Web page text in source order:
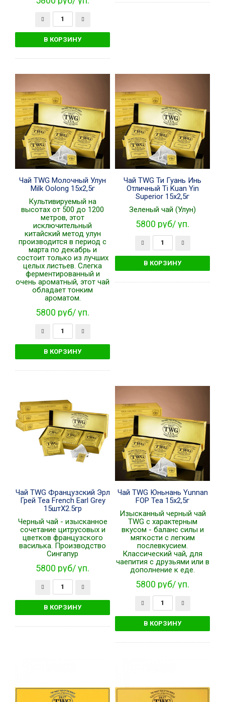
Чай TWG Молочный Улун
Milk Oolong 15х2,5г
Культивируемый на
высотах от 500 до 1200
метров, этот
исключительный
китайский метод улун
производится в период с
марта по декабрь и
состоит только из лучших
целых листьев. Слегка
ферментированный и
очень ароматный, этот чай
обладает тонким
ароматом.
5800 руб/ уп.
Чай TWG Ти Гуань Инь
Отличный Ti Kuan Yin
Superior 15х2,5г
Зеленый чай (Улун)
5800 руб/ уп.
Чай TWG Французский Эрл
Грей Tea French Earl Grey
15штХ2.5гр
Черный чай - изысканное
сочетание цитрусовых и
цветков французского
василька. Производство
Сингапур
5800 руб/ уп.
Чай TWG Юньнань Yunnan
FOP Tea 15х2,5г
Изысканный черный чай
TWG с характерным
вкусом - баланс силы и
мягкости с легким
послевкусием.
Классический чай, для
чаепития с друзьями или в
дополнение к еде.
5800 руб/ уп.